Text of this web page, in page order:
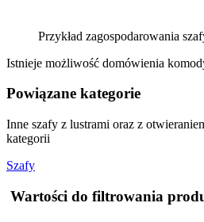
Przykład zagospodarowania
Istnieje możliwość domówienia
Powiązane kategorie
Inne szafy z lustrami oraz z
kategorii
Szafy
Wartości do filtrowania